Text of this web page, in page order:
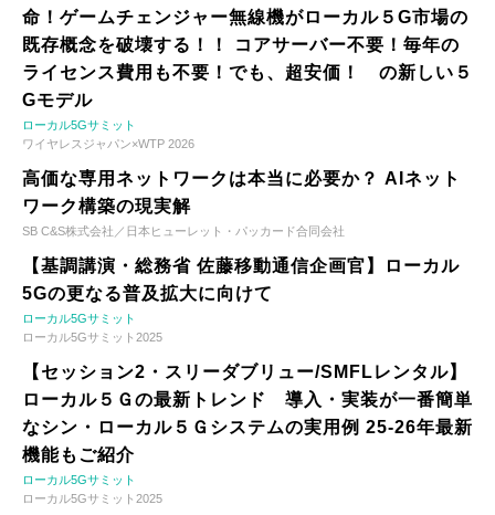
命！ゲームチェンジャー無線機がローカル５G市場の
既存概念を破壊する！！ コアサーバー不要！毎年の
ライセンス費用も不要！でも、超安価！ の新しい５
Gモデル
ローカル5Gサミット
ワイヤレスジャパン×WTP 2026
高価な専用ネットワークは本当に必要か？ AIネット
ワーク構築の現実解
SB C&S株式会社／日本ヒューレット・パッカード合同会社
【基調講演・総務省 佐藤移動通信企画官】ローカル
5Gの更なる普及拡大に向けて
ローカル5Gサミット
ローカル5Gサミット2025
【セッション2・スリーダブリュー/SMFLレンタル】
ローカル５Ｇの最新トレンド 導入・実装が一番簡単
なシン・ローカル５Ｇシステムの実用例 25-26年最新
機能もご紹介
ローカル5Gサミット
ローカル5Gサミット2025